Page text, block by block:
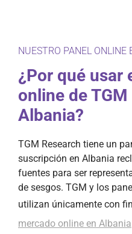
NUESTRO PANEL ONLINE
¿Por qué usar
online de
Albania?
TGM Research tiene un
suscripción en Albania
fuentes para ser
de sesgos. TGM y los
utilizan únicamente con
mercado online en Albania